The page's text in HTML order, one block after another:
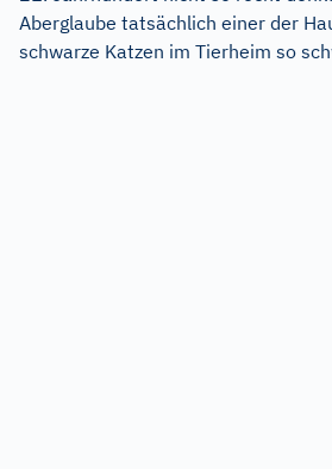
Aberglaube tatsächlich einer der
schwarze Katzen im Tierheim so